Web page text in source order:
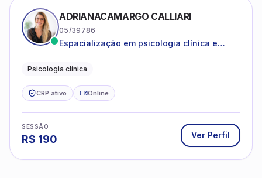
Espacialização em psicologia clínica e
coach
CRP ativo Online
R$190 Ver Perfil